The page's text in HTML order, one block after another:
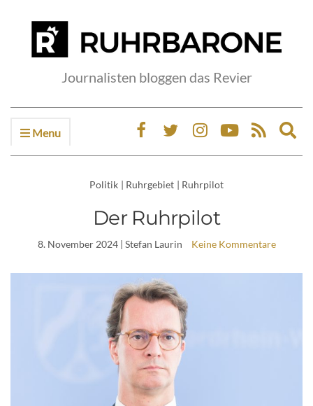
Journalisten bloggen das Revier
Menu
Politik | Ruhrgebiet | Ruhrpilot
Der Ruhrpilot
8. November 2024| Stefan Laurin Keine Kommentare